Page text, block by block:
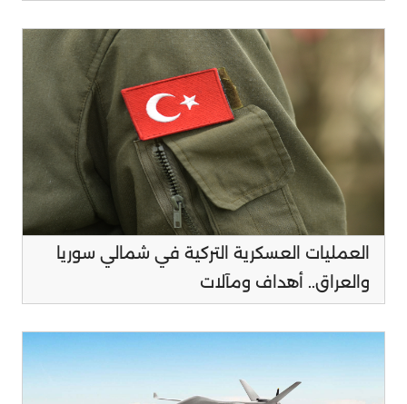
العمليات العسكرية التركية في شمالي سوريا
والعراق.. أهداف ومآلات